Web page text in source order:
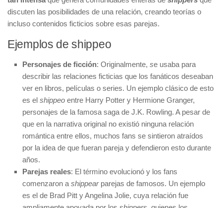
discuten las posibilidades de una relación, creando teorías o
incluso contenidos ficticios sobre esas parejas.
Ejemplos de shippeo
Personajes de ficción: Originalmente, se usaba para
describir las relaciones ficticias que los fanáticos deseaban
ver en libros, películas o series. Un ejemplo clásico de esto
es el shippeo entre Harry Potter y Hermione Granger,
personajes de la famosa saga de J.K. Rowling. A pesar de
que en la narrativa original no existió ninguna relación
romántica entre ellos, muchos fans se sintieron atraídos
por la idea de que fueran pareja y defendieron esto durante
años.
Parejas reales: El término evolucionó y los fans
comenzaron a shippearparejas de famosos. Un ejemplo
es el de Brad Pitt y Angelina Jolie, cuya relación fue